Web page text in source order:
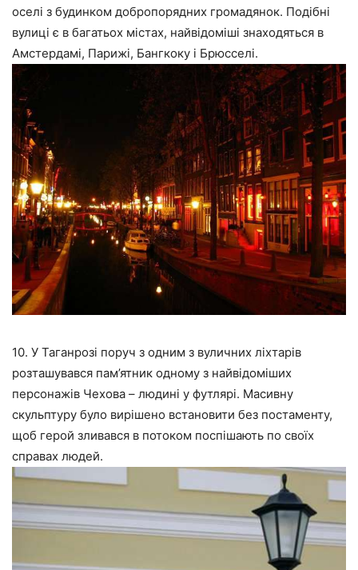
оселі з будинком добропорядних громадянок. Подібні
вулиці є в багатьох містах, найвідоміші знаходяться в
Амстердамі, Парижі, Бангкоку і Брюсселі.
10. У Таганрозі поруч з одним з вуличних ліхтарів
розташувався пам’ятник одному з найвідоміших
персонажів Чехова – людині у футлярі. Масивну
скульптуру було вирішено встановити без постаменту,
щоб герой зливався в потоком поспішають по своїх
справах людей.